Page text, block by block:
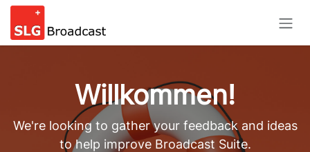
Zum Inhalt springen
Willkommen!
We're looking to gather your feedback and ideas
to help improve Broadcast Suite.